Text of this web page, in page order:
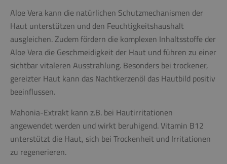
Aloe Vera kann die natürlichen Schutzmechanismen der
Haut unterstützen und den Feuchtigkeitshaushalt
ausgleichen. Zudem fördern die komplexen Inhaltsstoffe der
Aloe Vera die Geschmeidigkeit der Haut und führen zu einer
sichtbar vitaleren Ausstrahlung. Besonders bei trockener,
gereizter Haut kann das Nachtkerzenöl das Hautbild positiv
beeinflussen.
Mahonia-Extrakt kann z.B. bei Hautirritationen
angewendet werden und wirkt beruhigend. Vitamin B12
unterstützt die Haut, sich bei Trockenheit und Irritationen
zu regenerieren.